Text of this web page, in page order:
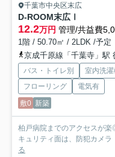
千葉市中央区末広
D-ROOM末広Ⅰ
12.2万円 管理/共益費
1階 / 50.70㎡ / 2LDK /予定
京成千原線「千葉寺」駅
バス・トイレ別 室内洗
フローリング
電気有
敷0 新築
柏戸病院までのアクセスが
キュリティ面は、防犯カメラ
る